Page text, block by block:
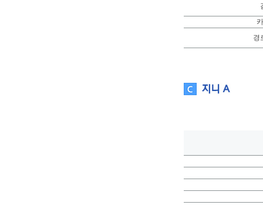
경